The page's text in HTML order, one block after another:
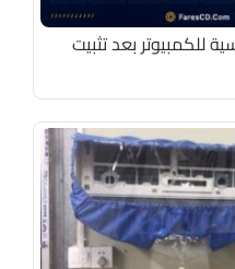
للكمبيوتر بعد تثبيت